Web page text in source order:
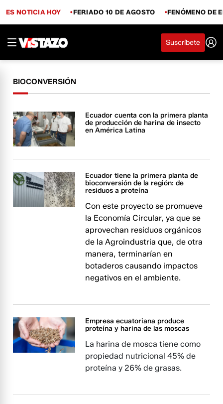
ES NOTICIA HOY FERIADO 10 DE AGOSTO FENÓMENO DE
Suscríbete
BIOCONVERSIÓN
Ecuador cuenta con la primera planta
de producción de harina de insecto
en América Latina
Ecuador tiene la primera planta de
bioconversión de la región: de
residuos a proteína
Con este proyecto se promueve
la Economía Circular, ya que se
aprovechan residuos orgánicos
de la Agroindustria que, de otra
manera, terminarían en
botaderos causando impactos
negativos en el ambiente.
Empresa ecuatoriana produce
proteína y harina de las moscas
La harina de mosca tiene como
propiedad nutricional 45% de
proteína y 26% de grasas.